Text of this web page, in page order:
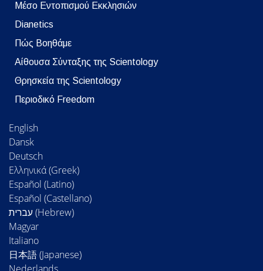
Μέσο Εντοπισμού Εκκλησιών
Dianetics
Πώς Βοηθάμε
Αίθουσα Σύνταξης της Scientology
Θρησκεία της Scientology
Περιοδικό Freedom
English
Dansk
Deutsch
Ελληνικά (Greek)
Español (Latino)
Español (Castellano)
Magyar
Italiano
日本語 (Japanese)